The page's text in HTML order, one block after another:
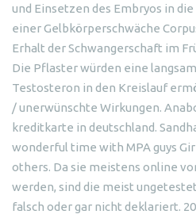
und Einsetzen des Embryos in
einer Gelbkörperschwäche
Erhalt der Schwangerschaft im
Die Pflaster würden eine
Testosteron in den Kreislauf
/ unerwünschte Wirkungen.
kreditkarte in deutschland.
wonderful time with MPA guys
others. Da sie meistens online
werden, sind die meist
falsch oder gar nicht deklariert.